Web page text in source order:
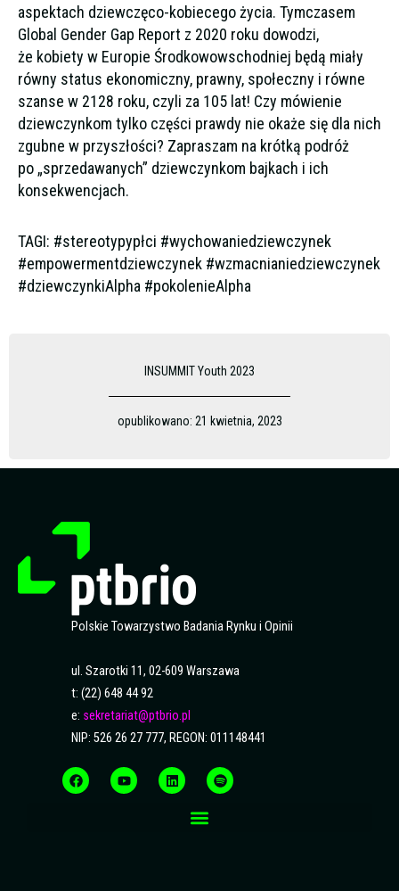
aspektach dziewczęco-kobiecego życia. Tymczasem
Global Gender Gap Report z 2020 roku dowodzi,
że kobiety w Europie Środkowowschodniej będą miały
równy status ekonomiczny, prawny, społeczny i równe
szanse w 2128 roku, czyli za 105 lat! Czy mówienie
dziewczynkom tylko części prawdy nie okaże się dla nich
zgubne w przyszłości? Zapraszam na krótką podróż
po „sprzedawanych” dziewczynkom bajkach i ich
konsekwencjach.
TAGI: #stereotypypłci #wychowaniedziewczynek
#empowermentdziewczynek #wzmacnianiedziewczynek
#dziewczynkiAlpha #pokolenieAlpha
INSUMMIT Youth 2023
opublikowano: 21 kwietnia, 2023
Polskie Towarzystwo Badania Rynku i Opinii
ul. Szarotki 11, 02-609 Warszawa
t: (22) 648 44 92
e: sekretariat@ptbrio.pl
NIP: 526 26 27 777, REGON: 011148441
a
c
e
o
u
t
i
n
k
p
o
t